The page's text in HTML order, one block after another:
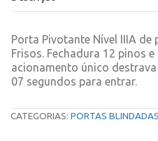
Porta Pivotante Nível IIIA de
Frisos. Fechadura 12 pinos
acionamento único
07 segundos para entrar.
CATEGORIAS: PORTAS BLINDADAS